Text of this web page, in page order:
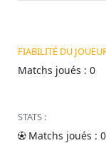
FIABILITÉ DU
Matchs joués : 0
STATS :
Matchs joués : 0